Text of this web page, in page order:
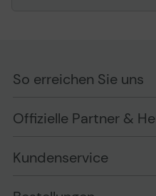
Kingston MobileLite Plus
UHS-II-Hostgerät.
Offizielle Partner &
Kundenservice
So erreichen Sie uns
Schlesierring 35
Telefon: +49 (0) 2542 /